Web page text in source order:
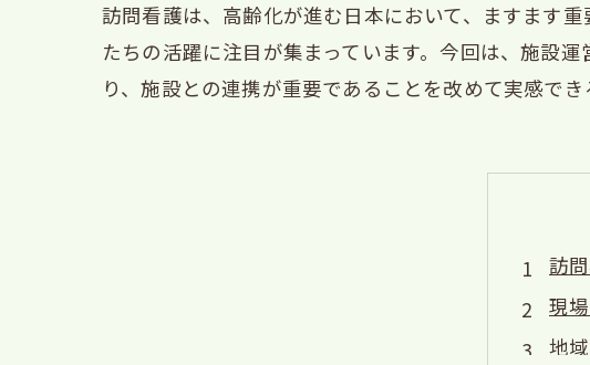
訪問看護は、高齢化が進む日本において、ますます
たちの活躍に注目が集まっています。今回は、施設
り、施設との連携が重要であることを改めて実感でき
訪
現
地